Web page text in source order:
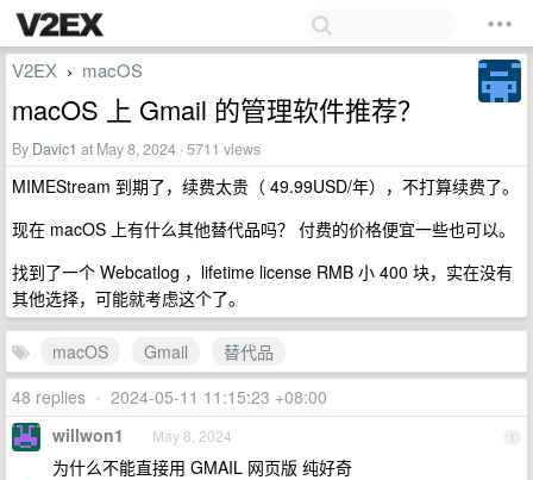
V2EX › macOS
macOS 上 Gmail 的管理软件推荐？
By Davic1 at May 8, 2024 · 5711 views
MIMEStream 到期了，续费太贵（ 49.99USD/年），不打算续费了。
现在 macOS 上有什么其他替代品吗？ 付费的价格便宜一些也可以。
找到了一个 Webcatlog ，lifetime license RMB 小 400 块，实在没有
其他选择，可能就考虑这个了。
macOS Gmail
替代品
48 replies • 2024-05-11 11:15:23 +08:00
1
willwon1 May 8, 2024
为什么不能直接用 GMAIL 网页版 纯好奇